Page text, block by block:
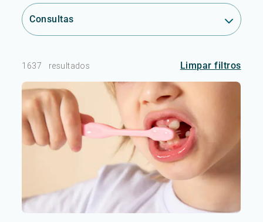
Consultas
1637 resultados Limpar filtros